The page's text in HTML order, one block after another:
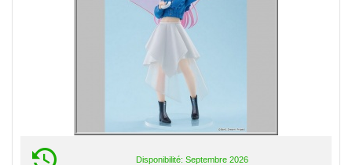
Disponibilité: Septembre 2026